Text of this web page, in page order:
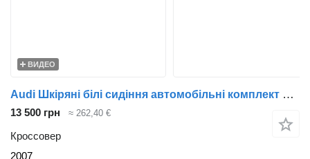
ВИДЕО
Audi Шкіряні білі сидіння автомобільні комплект AUDI Q7, білий салон
13 500 грн ≈ 262,40 €
Кроссовер
2007